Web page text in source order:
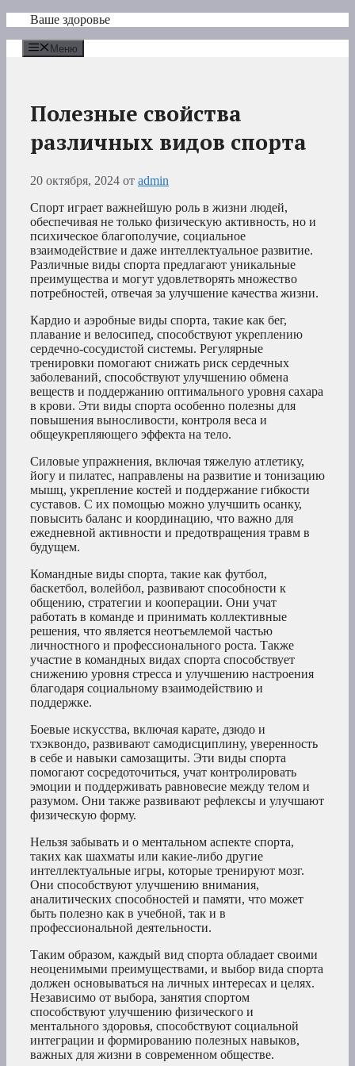
Перейти
содержимому
Ваше здоровье
Меню
Полезные свойства
различных видов спорта
20 октября, 2024 от admin
Спорт играет важнейшую роль в жизни людей,
обеспечивая не только физическую активность, но и
психическое благополучие, социальное
взаимодействие и даже интеллектуальное развитие.
Различные виды спорта предлагают уникальные
преимущества и могут удовлетворять множество
потребностей, отвечая за улучшение качества жизни.
Кардио и аэробные виды спорта, такие как бег,
плавание и велосипед, способствуют укреплению
сердечно-сосудистой системы. Регулярные
тренировки помогают снижать риск сердечных
заболеваний, способствуют улучшению обмена
веществ и поддержанию оптимального уровня сахара
в крови. Эти виды спорта особенно полезны для
повышения выносливости, контроля веса и
общеукрепляющего эффекта на тело.
Силовые упражнения, включая тяжелую атлетику,
йогу и пилатес, направлены на развитие и тонизацию
мышц, укрепление костей и поддержание гибкости
суставов. С их помощью можно улучшить осанку,
повысить баланс и координацию, что важно для
ежедневной активности и предотвращения травм в
будущем.
Командные виды спорта, такие как футбол,
баскетбол, волейбол, развивают способности к
общению, стратегии и кооперации. Они учат
работать в команде и принимать коллективные
решения, что является неотъемлемой частью
личностного и профессионального роста. Также
участие в командных видах спорта способствует
снижению уровня стресса и улучшению настроения
благодаря социальному взаимодействию и
поддержке.
Боевые искусства, включая карате, дзюдо и
тхэквондо, развивают самодисциплину, уверенность
в себе и навыки самозащиты. Эти виды спорта
помогают сосредоточиться, учат контролировать
эмоции и поддерживать равновесие между телом и
разумом. Они также развивают рефлексы и улучшают
физическую форму.
Нельзя забывать и о ментальном аспекте спорта,
таких как шахматы или какие-либо другие
интеллектуальные игры, которые тренируют мозг.
Они способствуют улучшению внимания,
аналитических способностей и памяти, что может
быть полезно как в учебной, так и в
профессиональной деятельности.
Таким образом, каждый вид спорта обладает своими
неоценимыми преимуществами, и выбор вида спорта
должен основываться на личных интересах и целях.
Независимо от выбора, занятия спортом
способствуют улучшению физического и
ментального здоровья, способствуют социальной
интеграции и формированию полезных навыков,
важных для жизни в современном обществе.